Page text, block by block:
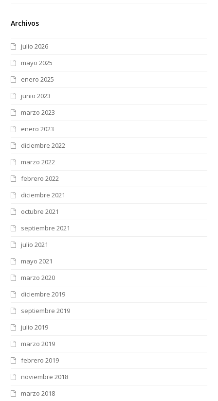
Archivos
julio 2026
mayo 2025
enero 2025
junio 2023
marzo 2023
enero 2023
diciembre 2022
marzo 2022
febrero 2022
diciembre 2021
octubre 2021
septiembre 2021
julio 2021
mayo 2021
marzo 2020
diciembre 2019
septiembre 2019
julio 2019
marzo 2019
febrero 2019
noviembre 2018
marzo 2018